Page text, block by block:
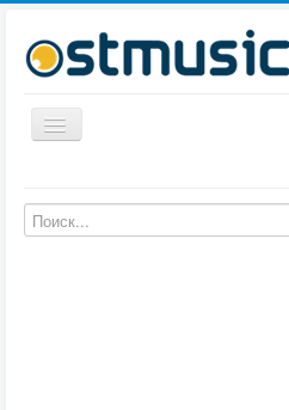
Включить/выключить навигацию
Музыка из мультфильмов